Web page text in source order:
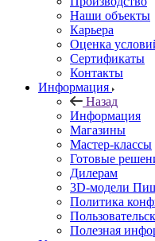
Наши объекты
Карьера
Оценка
Сертификаты
Контакты
Информация
Назад
Информация
Магазины
Мастер-классы
Готовые
Дилерам
3D-модели
Политика
Полезная